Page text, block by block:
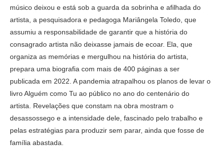
músico deixou e está sob a guarda da sobrinha e afilhada do
artista, a pesquisadora e pedagoga Mariângela Toledo, que
assumiu a responsabilidade de garantir que a história do
consagrado artista não deixasse jamais de ecoar. Ela, que
organiza as memórias e mergulhou na história do artista,
prepara uma biografia com mais de 400 páginas a ser
publicada em 2022. A pandemia atrapalhou os planos de levar o
livro Alguém como Tu ao público no ano do centenário do
artista. Revelações que constam na obra mostram o
desassossego e a intensidade dele, fascinado pelo trabalho e
pelas estratégias para produzir sem parar, ainda que fosse de
família abastada.